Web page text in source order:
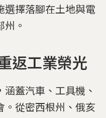
選擇落腳在土地與電
。
返工業榮光
蓋汽車、工具機、
。從密西根州、俄亥